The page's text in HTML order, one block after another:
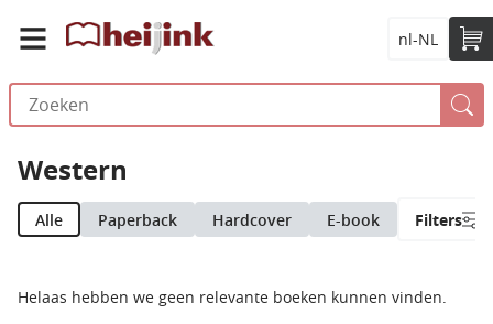
nl-NL
Western
Alle Paperback Hardcover E-book Filters
Helaas hebben we geen relevante boeken kunnen vinden.